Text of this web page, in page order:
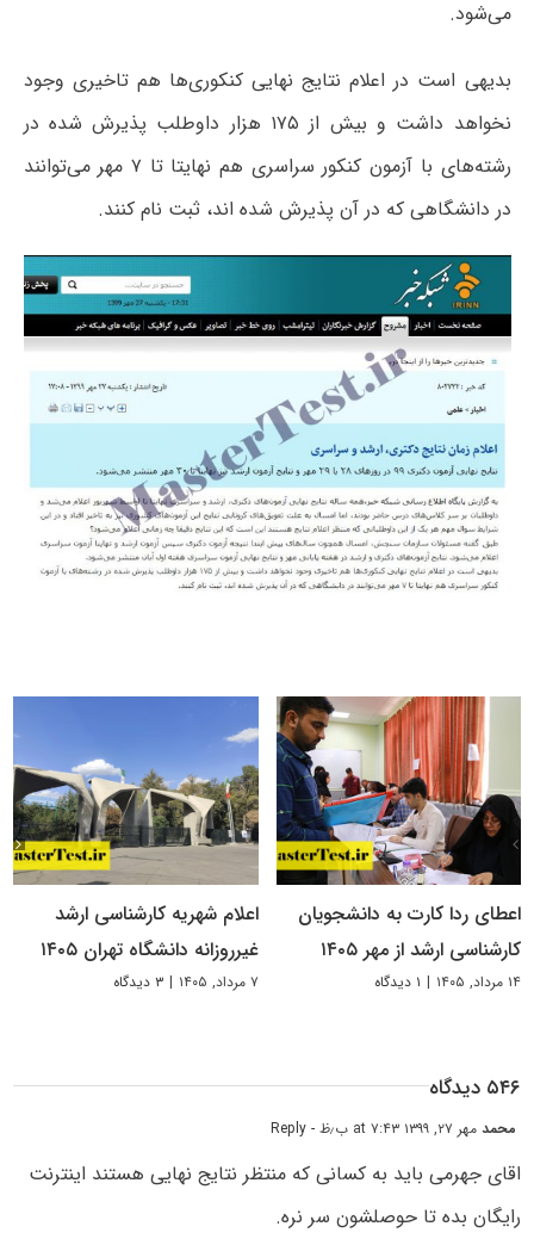
می‌شود.
بدیهی است در اعلام نتایج نهایی کنکوری‌ها هم تاخیری وجود
نخواهد داشت و بیش از ۱۷۵ هزار داوطلب پذیرش شده در
رشته‌های با آزمون کنکور سراسری هم نهایتا تا ۷ مهر می‌توانند
در دانشگاهی که در آن پذیرش شده اند، ثبت نام کنند.
اعطای ردا کارت به دانشجویان
کارشناسی ارشد از مهر ۱۴۰۵
۱۴ مرداد, ۱۴۰۵ | ۱ دیدگاه
اعلام شهریه کارشناسی ارشد
غیرروزانه دانشگاه تهران ۱۴۰۵
۷ مرداد, ۱۴۰۵ | ۳ دیدگاه
۵۴۶ دیدگاه
محمدمهر ۲۷, ۱۳۹۹ at ۷:۴۳ ب٫ظ - Reply
اقای جهرمی باید به کسانی که منتظر نتایج نهایی هستند اینترنت
رایگان بده تا حوصلشون سر نره.